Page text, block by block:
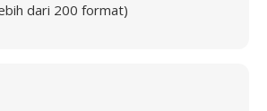
dari 200 format)